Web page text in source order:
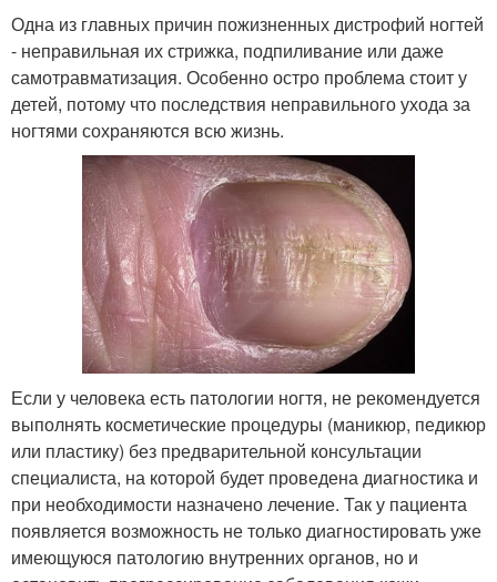
Одна из главных причин пожизненных дистрофий ногтей
- неправильная их стрижка, подпиливание или даже
самотравматизация. Особенно остро проблема стоит у
детей, потому что последствия неправильного ухода за
ногтями сохраняются всю жизнь.
Если у человека есть патологии ногтя, не рекомендуется
выполнять косметические процедуры (маникюр, педикюр
или пластику) без предварительной консультации
специалиста, на которой будет проведена диагностика и
при необходимости назначено лечение. Так у пациента
появляется возможность не только диагностировать уже
имеющуюся патологию внутренних органов, но и